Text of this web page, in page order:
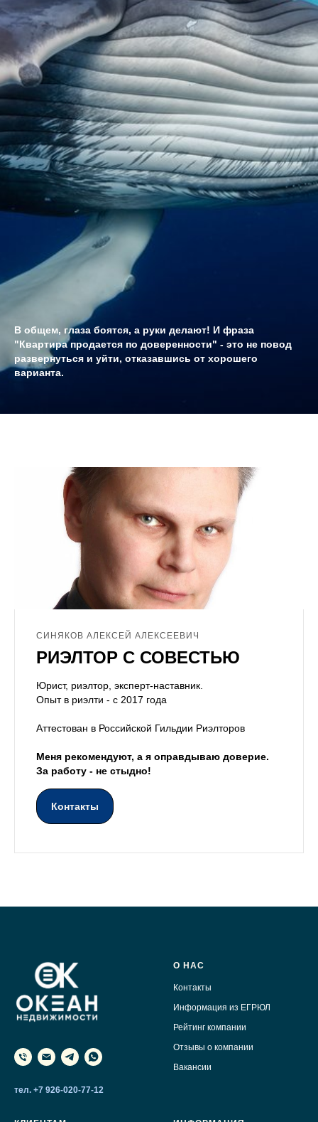
В общем, глаза боятся, а руки делают! И фраза
"Квартира продается по доверенности" - это не повод
развернуться и уйти, отказавшись от хорошего
варианта.
СИНЯКОВ АЛЕКСЕЙ АЛЕКСЕЕВИЧ
РИЭЛТОР С СОВЕСТЬЮ
Юрист, риэлтор, эксперт-наставник.
Опыт в риэлти - с 2017 года
Аттестован в Российской Гильдии Риэлторов
Меня рекомендуют, а я оправдываю доверие.
За работу - не стыдно!
Контакты
тел. +7 926-020-77-12
О НАС
Контакты
Информация из ЕГРЮЛ
Рейтинг компании
Отзывы о компании
Вакансии